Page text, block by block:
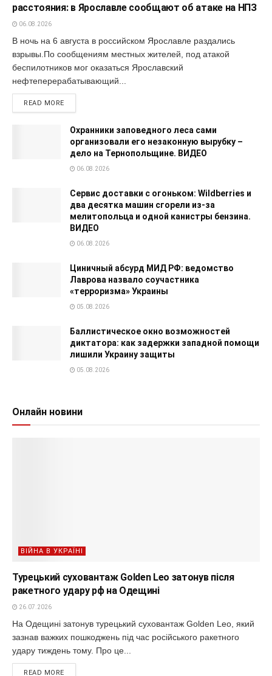
расстояния: в Ярославле сообщают об атаке на НПЗ
06.08.2026
В ночь на 6 августа в российском Ярославле раздались
взрывы.По сообщениям местных жителей, под атакой
беспилотников мог оказаться Ярославский
нефтеперерабатывающий...
READ MORE
Охранники заповедного леса сами
организовали его незаконную вырубку –
дело на Тернопольщине. ВИДЕО
06.08.2026
Сервис доставки с огоньком: Wildberries и
два десятка машин сгорели из-за
мелитопольца и одной канистры бензина.
ВИДЕО
06.08.2026
Циничный абсурд МИД РФ: ведомство
Лаврова назвало соучастника
«терроризма» Украины
05.08.2026
Баллистическое окно возможностей
диктатора: как задержки западной помощи
лишили Украину защиты
05.08.2026
Онлайн новини
ВІЙНА В УКРАЇНІ
Турецький суховантаж Golden Leo затонув після
ракетного удару рф на Одещині
26.07.2026
На Одещині затонув турецький суховантаж Golden Leo, який
зазнав важких пошкоджень під час російського ракетного
удару тиждень тому. Про це...
READ MORE